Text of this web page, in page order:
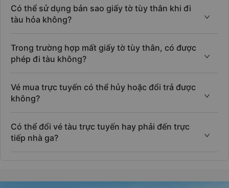
Có thể sử dụng bản sao giấy tờ tùy thân khi đi
tàu hỏa không?
Trong trường hợp mất giấy tờ tùy thân, có được
phép đi tàu không?
Vé mua trực tuyến có thể hủy hoặc đổi trả được
không?
Có thể đổi vé tàu trực tuyến hay phải đến trực
tiếp nhà ga?